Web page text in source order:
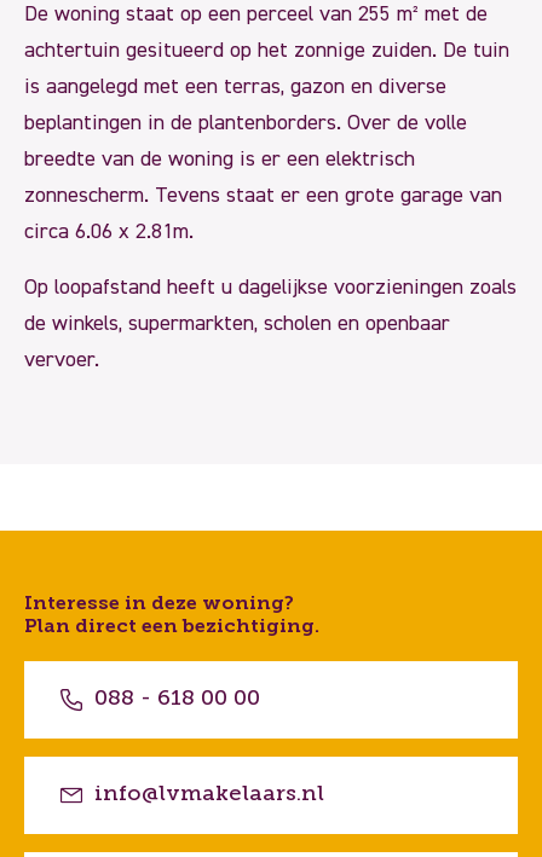
De woning staat op een perceel van 255 m² met de
achtertuin gesitueerd op het zonnige zuiden. De tuin
is aangelegd met een terras, gazon en diverse
beplantingen in de plantenborders. Over de volle
breedte van de woning is er een elektrisch
zonnescherm. Tevens staat er een grote garage van
circa 6.06 x 2.81m.
Op loopafstand heeft u dagelijkse voorzieningen zoals
de winkels, supermarkten, scholen en openbaar
vervoer.
Interesse in deze woning?
Plan direct een bezichtiging.
088 - 618 00 00
info@lvmakelaars.nl